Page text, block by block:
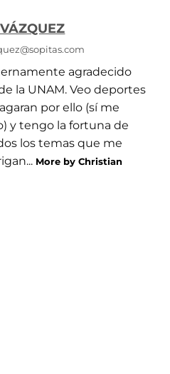
agradecido
la UNAM. Veo deportes
por ello (sí me
y tengo la fortuna de
los temas que me
More by Christian